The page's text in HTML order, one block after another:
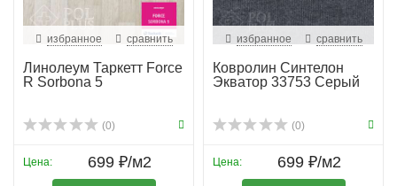
избранное сравнить
Линолеум Таркетт Force
R Sorbona 5
(0)
Цена: 699 ₽/м2
избранное сравнить
Ковролин Синтелон
Экватор 33753 Серый
(0)
Цена: 699 ₽/м2